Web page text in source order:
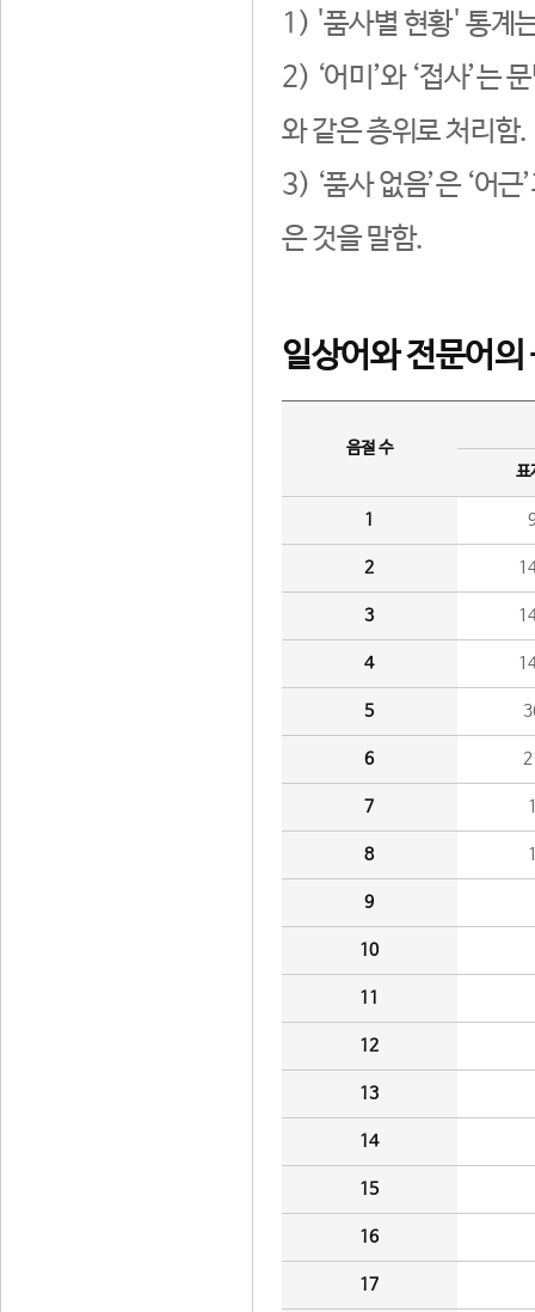
1) '품사별 현황' 통계
2) ‘어미’와 ‘접사’는
와 같은 층위로 처리함.
3) ‘품사 없음’은 ‘어
은 것을 말함.
일상어와 전문어의
음절 수
표
1
2
3
4
5
6
7
8
9
10
11
12
13
14
15
16
17